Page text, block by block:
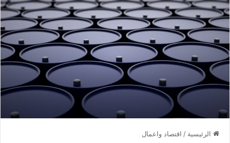
الرئيسية / اقتصاد واعمال